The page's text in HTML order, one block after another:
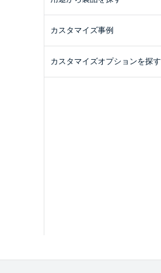
カスタマイズ事例
カスタマイズオプションを探す